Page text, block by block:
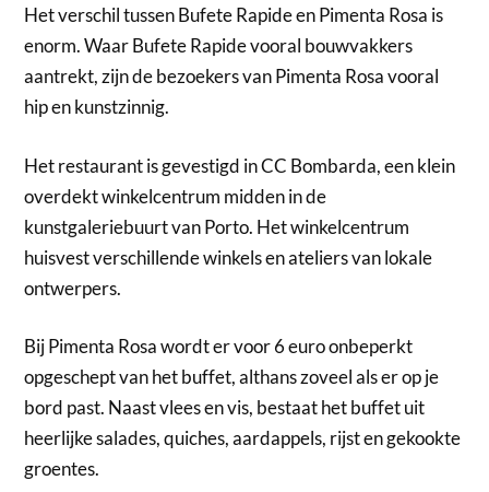
Het verschil tussen Bufete Rapide en Pimenta Rosa is
enorm. Waar Bufete Rapide vooral bouwvakkers
aantrekt, zijn de bezoekers van Pimenta Rosa vooral
hip en kunstzinnig.
Het restaurant is gevestigd in CC Bombarda, een klein
overdekt winkelcentrum midden in de
kunstgaleriebuurt van Porto. Het winkelcentrum
huisvest verschillende winkels en ateliers van lokale
ontwerpers.
Bij Pimenta Rosa wordt er voor 6 euro onbeperkt
opgeschept van het buffet, althans zoveel als er op je
bord past. Naast vlees en vis, bestaat het buffet uit
heerlijke salades, quiches, aardappels, rijst en gekookte
groentes.